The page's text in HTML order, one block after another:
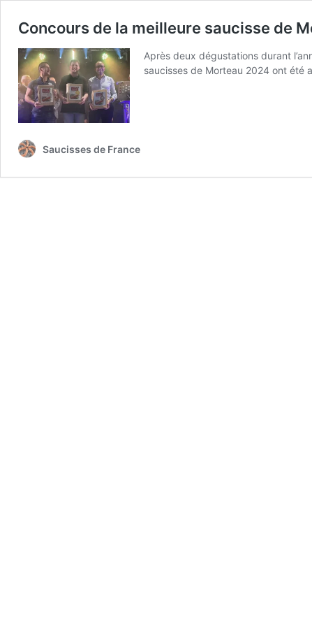
Concours de la meilleure saucisse de
Après deux dégustations durant
saucisses de Morteau 2024 ont été
Saucisses de France